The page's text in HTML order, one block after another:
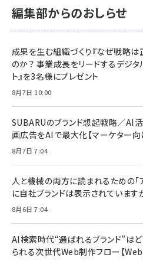
anan(アンアン
スペシャルエディ
￥1,100
anan(アンアン
￥880
ママ投資家が育休
組織の成果を最大
￥1,980
Amazonランキ
NIMASO ガラス
すい ガイド枠付
2枚セット
￥1,599
￥6,980
全ワイヤレスイヤ
技術基準適合】ブラ
￥5,990
ケーブル Anker絡
ド付き USB PD対
17 / 16 / 15 /
Pro/Air 各種対応
￥1,890
Amazon eギフト
￥5,000
Anker
Pro/Air 各種対応
￥1,890
サッポロ 生ビー
ル ケース買い【6/
￥4,857
編集部からのおしらせ
成果を生む組織づくり『なぜ戦略
のか？ 事業成長をリードするデジタ
ト』を3名様にプレゼント
8月7日 10:00
SUBARUのブランド想起戦略／AI活
画広告をAIで最大化【マーケター向
8月7日 7:04
人と機械の両方に読まれるための「
に自社ブランドは表示されています
8月6日 7:04
AI検索時代“選ばれるブランド”は
られる次世代Web制作フロー【